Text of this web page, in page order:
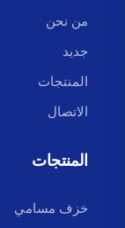
من نحن
جديد
المنتجات
الاتصال
المنتجات
خزف مسامي